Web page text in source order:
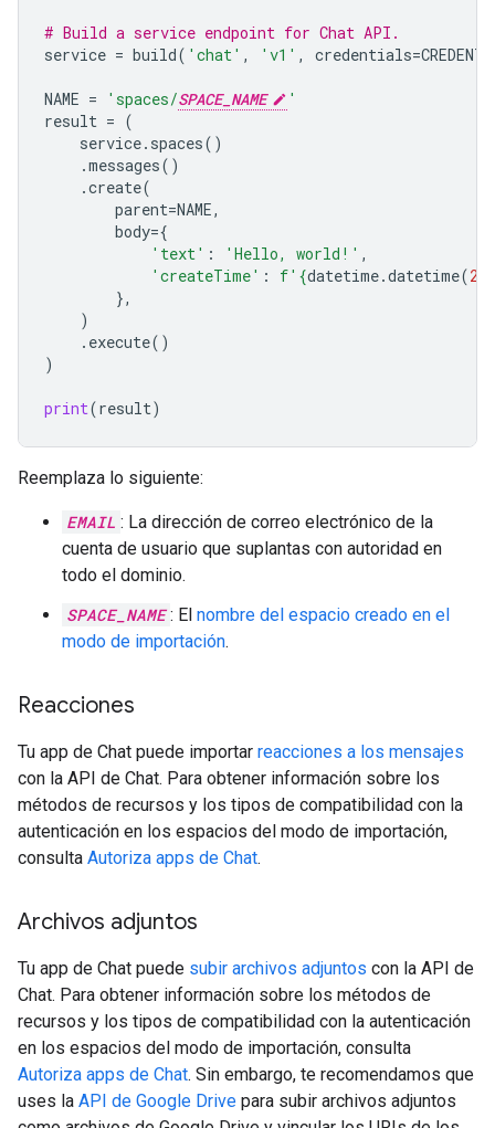
# Build a service endpoint for Chat API.
service = build( 'chat' , 'v1' , credentials=
NAME = 'spaces/SPACE_NAME
'
result = (
service. spaces()
.messages()
.create(
parent=NAME,
body={
'text' : 'Hello, world!' ,
'createTime' : f' {datetime.datetime(
},
)
. execute()
)
print(result)
Reemplaza lo siguiente:
EMAIL : La dirección de correo electrónico de la
cuenta de usuario que suplantas con autoridad en
todo el dominio.
SPACE_NAME : El nombre del espacio creado en el
modo de importación.
Reacciones
Tu app de Chat puede importar reacciones a los mensajes
con la API de Chat. Para obtener información sobre los
métodos de recursos y los tipos de compatibilidad con la
autenticación en los espacios del modo de importación,
consulta Autoriza apps de Chat.
Archivos adjuntos
Tu app de Chat puede subir archivos adjuntos con la API de
Chat. Para obtener información sobre los métodos de
recursos y los tipos de compatibilidad con la autenticación
en los espacios del modo de importación, consulta
Autoriza apps de Chat. Sin embargo, te recomendamos que
uses la API de Google Drive para subir archivos adjuntos